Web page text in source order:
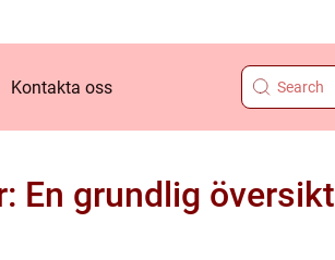
Kontakta oss
En grundlig översikt